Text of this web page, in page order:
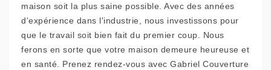
maison soit la plus saine possible. Avec des années
d'expérience dans l'industrie, nous investissons pour
que le travail soit bien fait du premier coup. Nous
ferons en sorte que votre maison demeure heureuse et
en santé. Prenez rendez-vous avec Gabriel Couverture